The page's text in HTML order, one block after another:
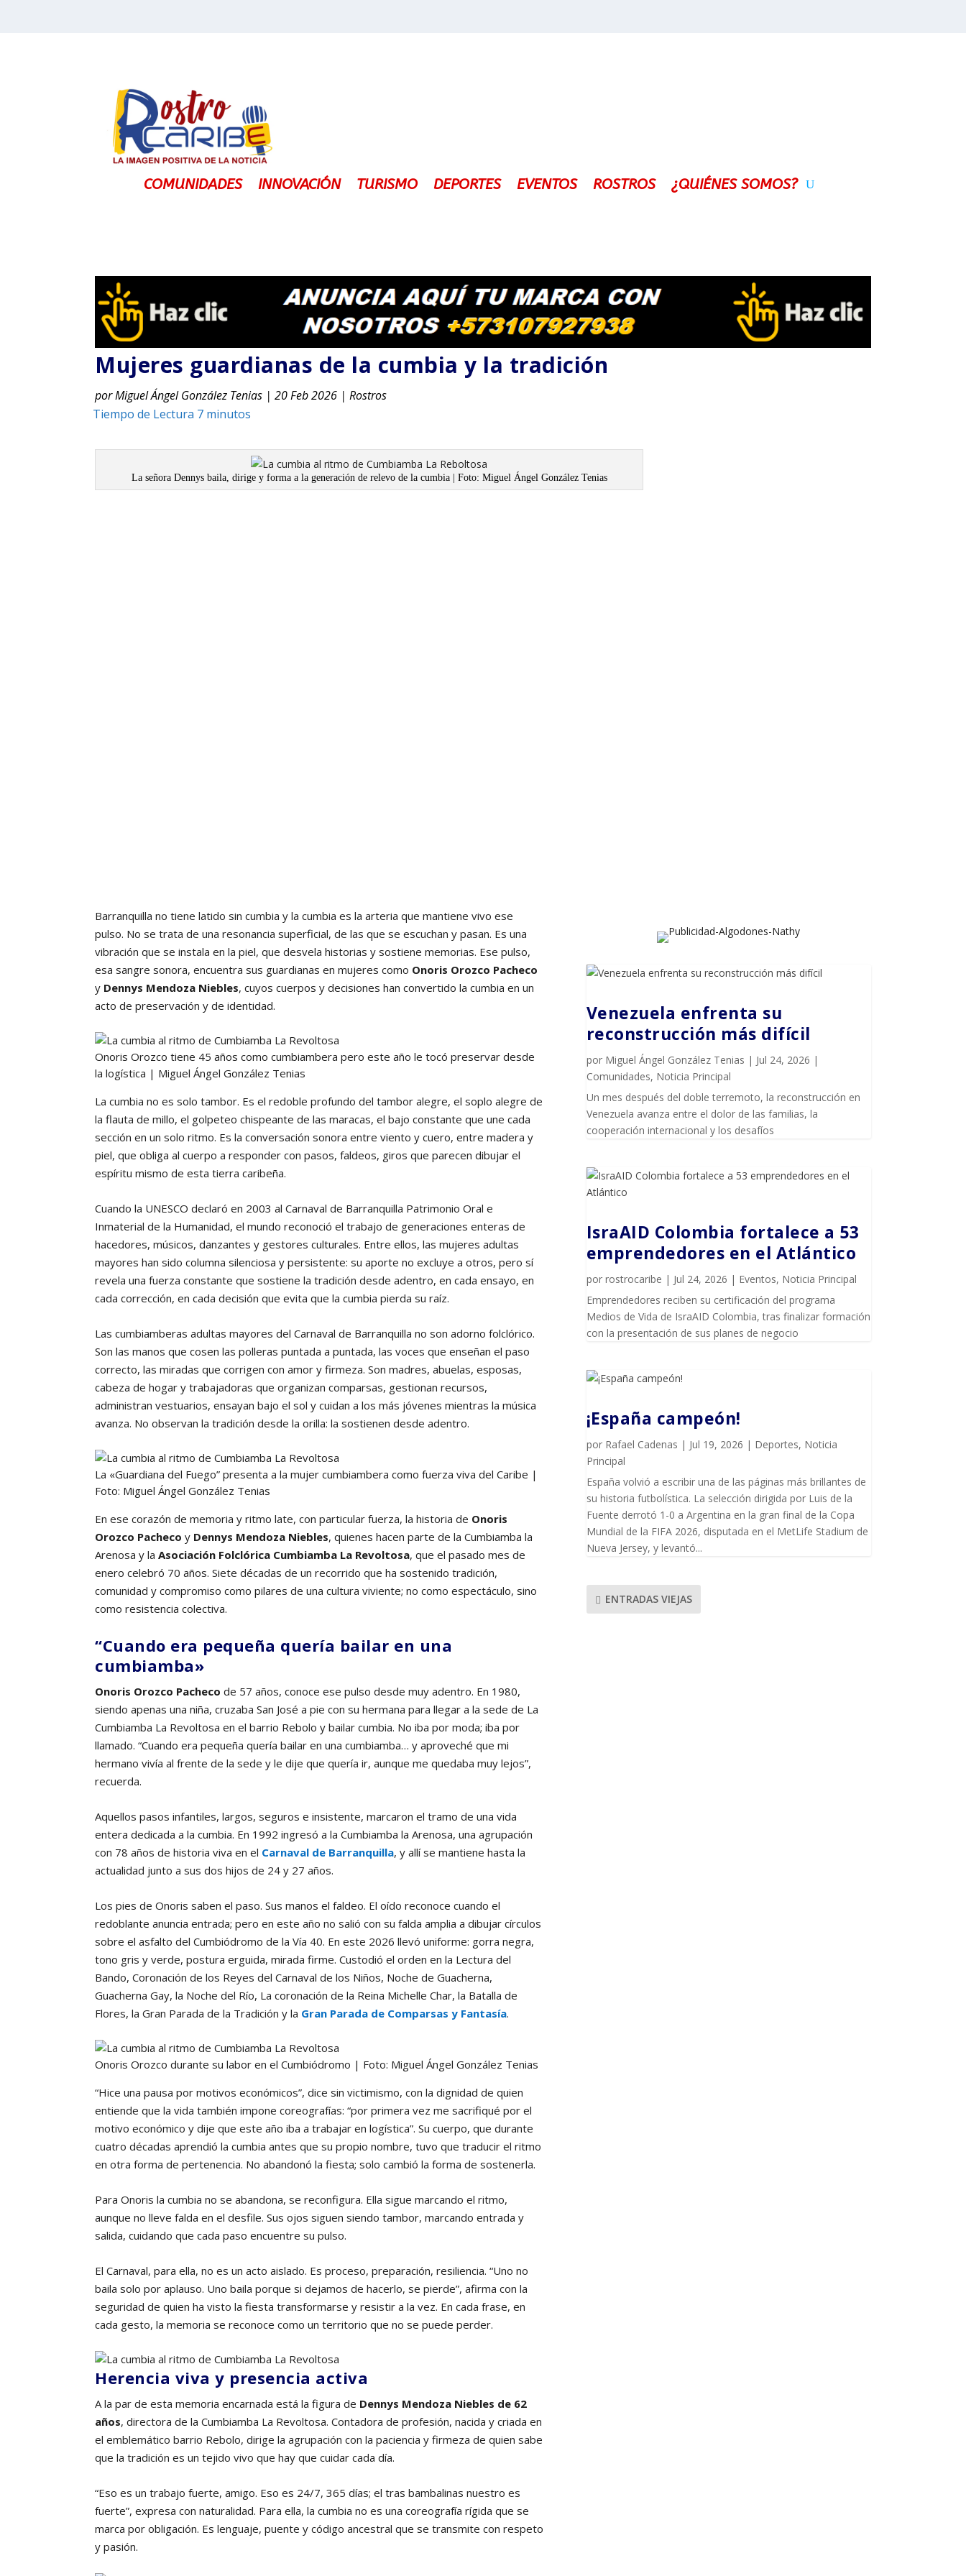
COMUNIDADES INNOVACIÓN TURISMO DEPORTES EVENTOS ROSTROS ¿QUIÉNES SOMOS?
Mujeres guardianas de la cumbia y la tradición
porMiguel Ángel González Tenias | 20 Feb 2026 | Rostros
La señora Dennys baila, dirige y forma a la generación de relevo de la cumbia | Foto: Miguel Ángel González Tenias
Barranquilla no tiene latido sin cumbia y la cumbia es la arteria que mantiene vivo ese
pulso. No se trata de una resonancia superficial, de las que se escuchan y pasan. Es una
vibración que se instala en la piel, que desvela historias y sostiene memorias. Ese pulso,
esa sangre sonora, encuentra sus guardianas en mujeres como Onoris Orozco Pacheco
y Dennys Mendoza Niebles, cuyos cuerpos y decisiones han convertido la cumbia en un
acto de preservación y de identidad.
Onoris Orozco tiene 45 años como cumbiambera pero este año le tocó preservar desde
la logística | Miguel Ángel González Tenias
La cumbia no es solo tambor. Es el redoble profundo del tambor alegre, el soplo alegre de
la flauta de millo, el golpeteo chispeante de las maracas, el bajo constante que une cada
sección en un solo ritmo. Es la conversación sonora entre viento y cuero, entre madera y
piel, que obliga al cuerpo a responder con pasos, faldeos, giros que parecen dibujar el
espíritu mismo de esta tierra caribeña.
Cuando la UNESCO declaró en 2003 al Carnaval de Barranquilla Patrimonio Oral e
Inmaterial de la Humanidad, el mundo reconoció el trabajo de generaciones enteras de
hacedores, músicos, danzantes y gestores culturales. Entre ellos, las mujeres adultas
mayores han sido columna silenciosa y persistente: su aporte no excluye a otros, pero sí
revela una fuerza constante que sostiene la tradición desde adentro, en cada ensayo, en
cada corrección, en cada decisión que evita que la cumbia pierda su raíz.
Las cumbiamberas adultas mayores del Carnaval de Barranquilla no son adorno folclórico.
Son las manos que cosen las polleras puntada a puntada, las voces que enseñan el paso
correcto, las miradas que corrigen con amor y firmeza. Son madres, abuelas, esposas,
cabeza de hogar y trabajadoras que organizan comparsas, gestionan recursos,
administran vestuarios, ensayan bajo el sol y cuidan a los más jóvenes mientras la música
avanza. No observan la tradición desde la orilla: la sostienen desde adentro.
La «Guardiana del Fuego” presenta a la mujer cumbiambera como fuerza viva del Caribe |
Foto: Miguel Ángel González Tenias
En ese corazón de memoria y ritmo late, con particular fuerza, la historia de Onoris
Orozco Pacheco y Dennys Mendoza Niebles, quienes hacen parte de la Cumbiamba la
Arenosa y la Asociación Folclórica Cumbiamba La Revoltosa, que el pasado mes de
enero celebró 70 años. Siete décadas de un recorrido que ha sostenido tradición,
comunidad y compromiso como pilares de una cultura viviente; no como espectáculo, sino
como resistencia colectiva.
“Cuando era pequeña quería bailar en una
cumbiamba»
Onoris Orozco Pacheco de 57 años, conoce ese pulso desde muy adentro. En 1980,
siendo apenas una niña, cruzaba San José a pie con su hermana para llegar a la sede de La
Cumbiamba La Revoltosa en el barrio Rebolo y bailar cumbia. No iba por moda; iba por
llamado. “Cuando era pequeña quería bailar en una cumbiamba… y aproveché que mi
hermano vivía al frente de la sede y le dije que quería ir, aunque me quedaba muy lejos”,
recuerda.
Aquellos pasos infantiles, largos, seguros e insistente, marcaron el tramo de una vida
entera dedicada a la cumbia. En 1992 ingresó a la Cumbiamba la Arenosa, una agrupación
con 78 años de historia viva en el Carnaval de Barranquilla, y allí se mantiene hasta la
actualidad junto a sus dos hijos de 24 y 27 años.
Los pies de Onoris saben el paso. Sus manos el faldeo. El oído reconoce cuando el
redoblante anuncia entrada; pero en este año no salió con su falda amplia a dibujar círculos
sobre el asfalto del Cumbiódromo de la Vía 40. En este 2026 llevó uniforme: gorra negra,
tono gris y verde, postura erguida, mirada firme. Custodió el orden en la Lectura del
Bando, Coronación de los Reyes del Carnaval de los Niños, Noche de Guacherna,
Guacherna Gay, la Noche del Río, La coronación de la Reina Michelle Char, la Batalla de
Flores, la Gran Parada de la Tradición y la Gran Parada de Comparsas y Fantasía.
Onoris Orozco durante su labor en el Cumbiódromo | Foto: Miguel Ángel González Tenias
“Hice una pausa por motivos económicos”, dice sin victimismo, con la dignidad de quien
entiende que la vida también impone coreografías: “por primera vez me sacrifiqué por el
motivo económico y dije que este año iba a trabajar en logística”. Su cuerpo, que durante
cuatro décadas aprendió la cumbia antes que su propio nombre, tuvo que traducir el ritmo
en otra forma de pertenencia. No abandonó la fiesta; solo cambió la forma de sostenerla.
Para Onoris la cumbia no se abandona, se reconfigura. Ella sigue marcando el ritmo,
aunque no lleve falda en el desfile. Sus ojos siguen siendo tambor, marcando entrada y
salida, cuidando que cada paso encuentre su pulso.
El Carnaval, para ella, no es un acto aislado. Es proceso, preparación, resiliencia. “Uno no
baila solo por aplauso. Uno baila porque si dejamos de hacerlo, se pierde”, afirma con la
seguridad de quien ha visto la fiesta transformarse y resistir a la vez. En cada frase, en
cada gesto, la memoria se reconoce como un territorio que no se puede perder.
Herencia viva y presencia activa
A la par de esta memoria encarnada está la figura de Dennys Mendoza Niebles de 62
años, directora de la Cumbiamba La Revoltosa. Contadora de profesión, nacida y criada en
el emblemático barrio Rebolo, dirige la agrupación con la paciencia y firmeza de quien sabe
que la tradición es un tejido vivo que hay que cuidar cada día.
“Eso es un trabajo fuerte, amigo. Eso es 24/7, 365 días; el tras bambalinas nuestro es
fuerte”, expresa con naturalidad. Para ella, la cumbia no es una coreografía rígida que se
marca por obligación. Es lenguaje, puente y código ancestral que se transmite con respeto
y pasión.
Venezuela enfrenta su
reconstrucción más difícil
por Miguel Ángel González Tenias | Jul 24, 2026 |
Comunidades, Noticia Principal
Un mes después del doble terremoto, la reconstrucción en
Venezuela avanza entre el dolor de las familias, la
cooperación internacional y los desafíos
IsraAID Colombia fortalece a 53
emprendedores en el Atlántico
por rostrocaribe | Jul 24, 2026 | Eventos, Noticia Principal
Emprendedores reciben su certificación del programa
Medios de Vida de IsraAID Colombia, tras finalizar formación
con la presentación de sus planes de negocio
¡España campeón!
por Rafael Cadenas | Jul 19, 2026 | Deportes, Noticia
Principal
España volvió a escribir una de las páginas más brillantes de
su historia futbolística. La selección dirigida por Luis de la
Fuente derrotó 1-0 a Argentina en la gran final de la Copa
Mundial de la FIFA 2026, disputada en el MetLife Stadium de
Nueva Jersey, y levantó...
ENTRADAS VIEJAS